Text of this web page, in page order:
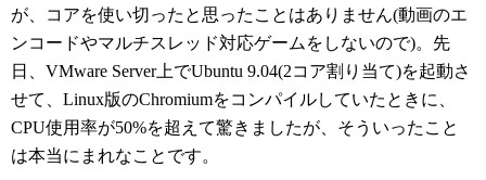
が、コアを使い切ったと思ったことはありません(動画のエ
ンコードやマルチスレッド対応ゲームをしないので)。先
日、VMware Server上でUbuntu 9.04(2コア割り当て)を起動さ
せて、Linux版のChromiumをコンパイルしていたときに、
CPU使用率が50%を超えて驚きましたが、そういったこと
は本当にまれなことです。